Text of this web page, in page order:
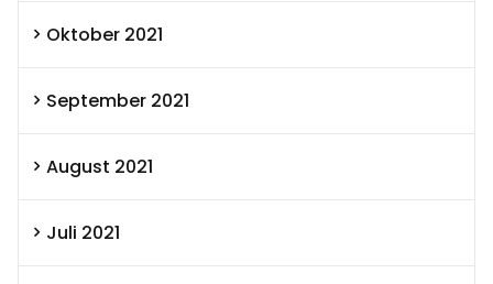
Oktober 2021
September 2021
August 2021
Juli 2021